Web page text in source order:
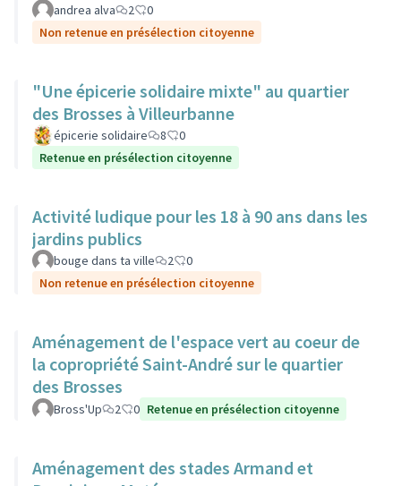
andrea alva 2
0
Non retenue en présélection citoyenne
"Une épicerie solidaire mixte" au quartier
des Brosses à Villeurbanne
épicerie solidaire 8
0
Retenue en présélection citoyenne
Activité ludique pour les 18 à 90 ans dans les
jardins publics
bouge dans ta ville 2
0
Non retenue en présélection citoyenne
Aménagement de l'espace vert au coeur de
la copropriété Saint-André sur le quartier
des Brosses
Bross'Up 2 0 Retenue en présélection citoyenne
Aménagement des stades Armand et